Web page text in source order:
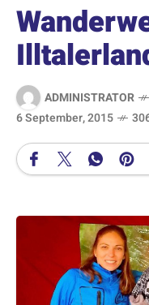
ADMINISTRATOR
6 September, 2015